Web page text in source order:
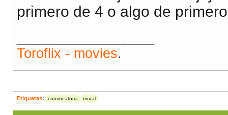
primero de 4 o algo de
Toroflix - movies.
Etiquetas: convocatoria mural